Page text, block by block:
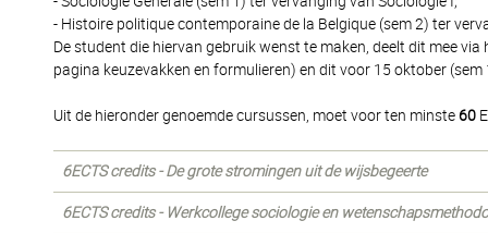
- Histoire politique contemporaine de la Belgique (sem 2) ter
De student die hiervan gebruik wenst te maken, deelt dit mee
pagina keuzevakken en formulieren) en dit voor 15 oktober
Uit de hieronder genoemde cursussen, moet voor ten minste60
6ECTS credits - De grote stromingen uit de wijsbegeerte
6ECTS credits - Werkcollege sociologie en